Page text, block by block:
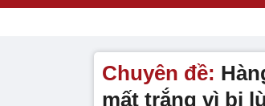
Chuyên đề:
mất trắng vì bị